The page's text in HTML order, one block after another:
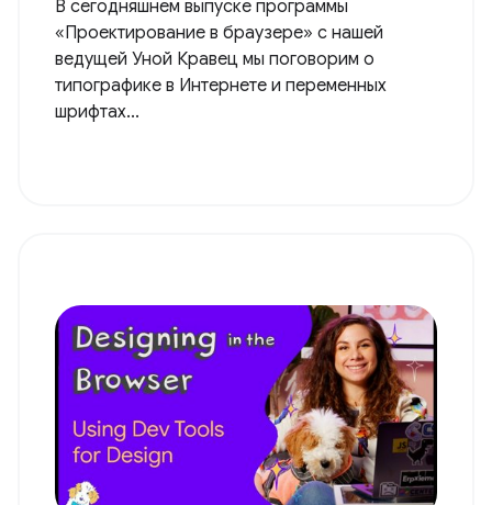
В сегодняшнем выпуске программы
«Проектирование в браузере» с нашей
ведущей Уной Кравец мы поговорим о
типографике в Интернете и переменных
шрифтах...